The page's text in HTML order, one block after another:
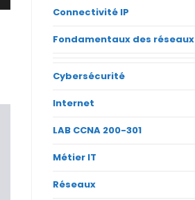
Connectivité IP
Fondamentaux des réseaux
Cybersécurité
Internet
LAB CCNA 200-301
Métier IT
Réseaux